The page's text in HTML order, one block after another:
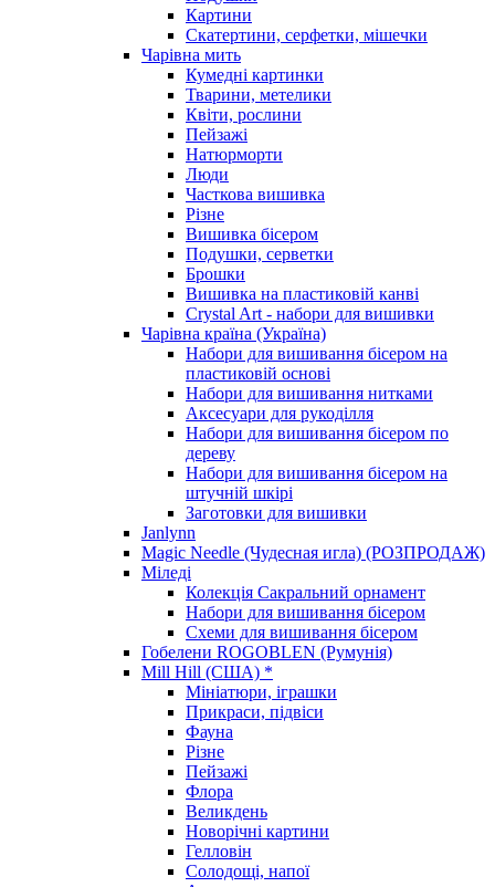
Картини
Скатертини, серфетки, мішечки
Чарiвна мить
Кумедні картинки
Тварини, метелики
Квіти, рослини
Пейзажі
Натюрморти
Люди
Часткова вишивка
Різне
Вишивка бісером
Подушки, серветки
Брошки
Вишивка на пластиковій канві
Crystal Art - набори для вишивки
Чарівна країна (Україна)
Набори для вишивання бісером на
пластиковій основі
Набори для вишивання нитками
Аксесуари для рукоділля
Набори для вишивання бісером по
дереву
Набори для вишивання бісером на
штучній шкірі
Заготовки для вишивки
Janlynn
Magic Needle (Чудесная игла) (РОЗПРОДАЖ)
Міледі
Колекція Сакральний орнамент
Набори для вишивання бісером
Схеми для вишивання бісером
Гобелени ROGOBLEN (Румунія)
Mill Hill (США) *
Мініатюри, іграшки
Прикраси, підвіси
Фауна
Різне
Пейзажі
Флора
Великдень
Новорічні картини
Гелловін
Солодощі, напої